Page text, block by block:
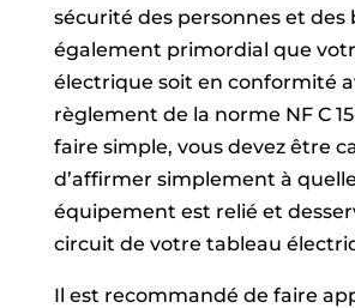
sécurité des personnes et des
également primordial que
électrique soit en conformité
règlement de la norme NF C
faire simple, vous devez être
d’affirmer simplement à
équipement est relié et
circuit de votre tableau
Il est recommandé de faire